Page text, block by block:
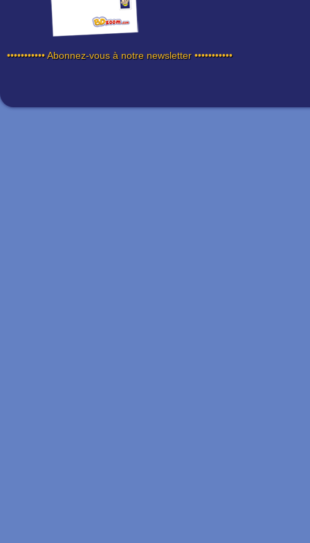
••••••••••• Abonnez-vous à notre newsletter •••••••••••